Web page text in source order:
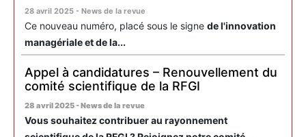
28 avril 2025 - News de la revue
Ce nouveau numéro, placé sous le signe de l'innovation
managériale et de la...
Appel à candidatures – Renouvellement du
comité scientifique de la RFGI
28 avril 2025 - News de la revue
Vous souhaitez contribuer au rayonnement